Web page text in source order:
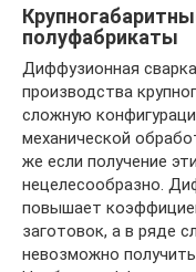
полуфабрикаты
Диффузионная
производства
сложную
механической
же если получение
нецелесообразно.
повышает
заготовок, а в ряде
невозможно